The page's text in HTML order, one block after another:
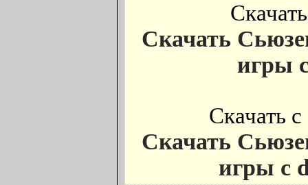
Скачать
игры
Скачать
Скачать
игры с